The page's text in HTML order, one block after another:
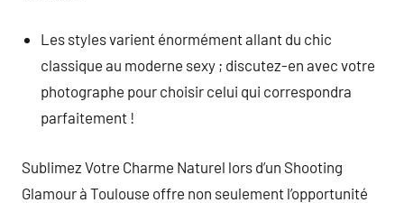
Les styles varient énormément allant du chic
classique au moderne sexy ; discutez-en avec votre
photographe pour choisir celui qui correspondra
parfaitement !
Sublimez Votre Charme Naturel lors d’un Shooting
Glamour à Toulouse offre non seulement l’opportunité